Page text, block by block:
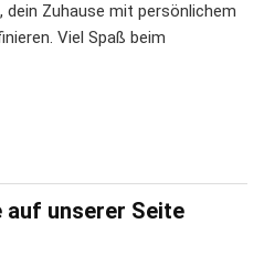
dein Zuhause mit persönlichem
Viel Spaß beim
auf unserer Seite